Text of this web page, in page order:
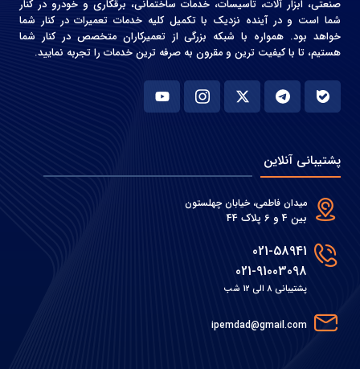
صنعتی، ابزار آلات، تاسیسات، خدمات ساختمانی، برقکاری و خودرو در کنار
شما است و در آینده نزدیک با تکمیل کلیه خدمات تعمیرات در کنار شما
خواهد بود. همواره با شبکه بزرگی از تعمیرکاران متخصص در کنار شما
هستیم، تا با کیفیت ترین و مقرون به صرفه ترین خدمات را تجربه نمایید.
پشتیبانی آنلاین
میدان فاطمی، خیابان چهلستون
بین 4 و 6 پلاک 44
021-58941
021-91003098
پشتیبانی 8 الی 12 شب
ipemdad@gmail.com